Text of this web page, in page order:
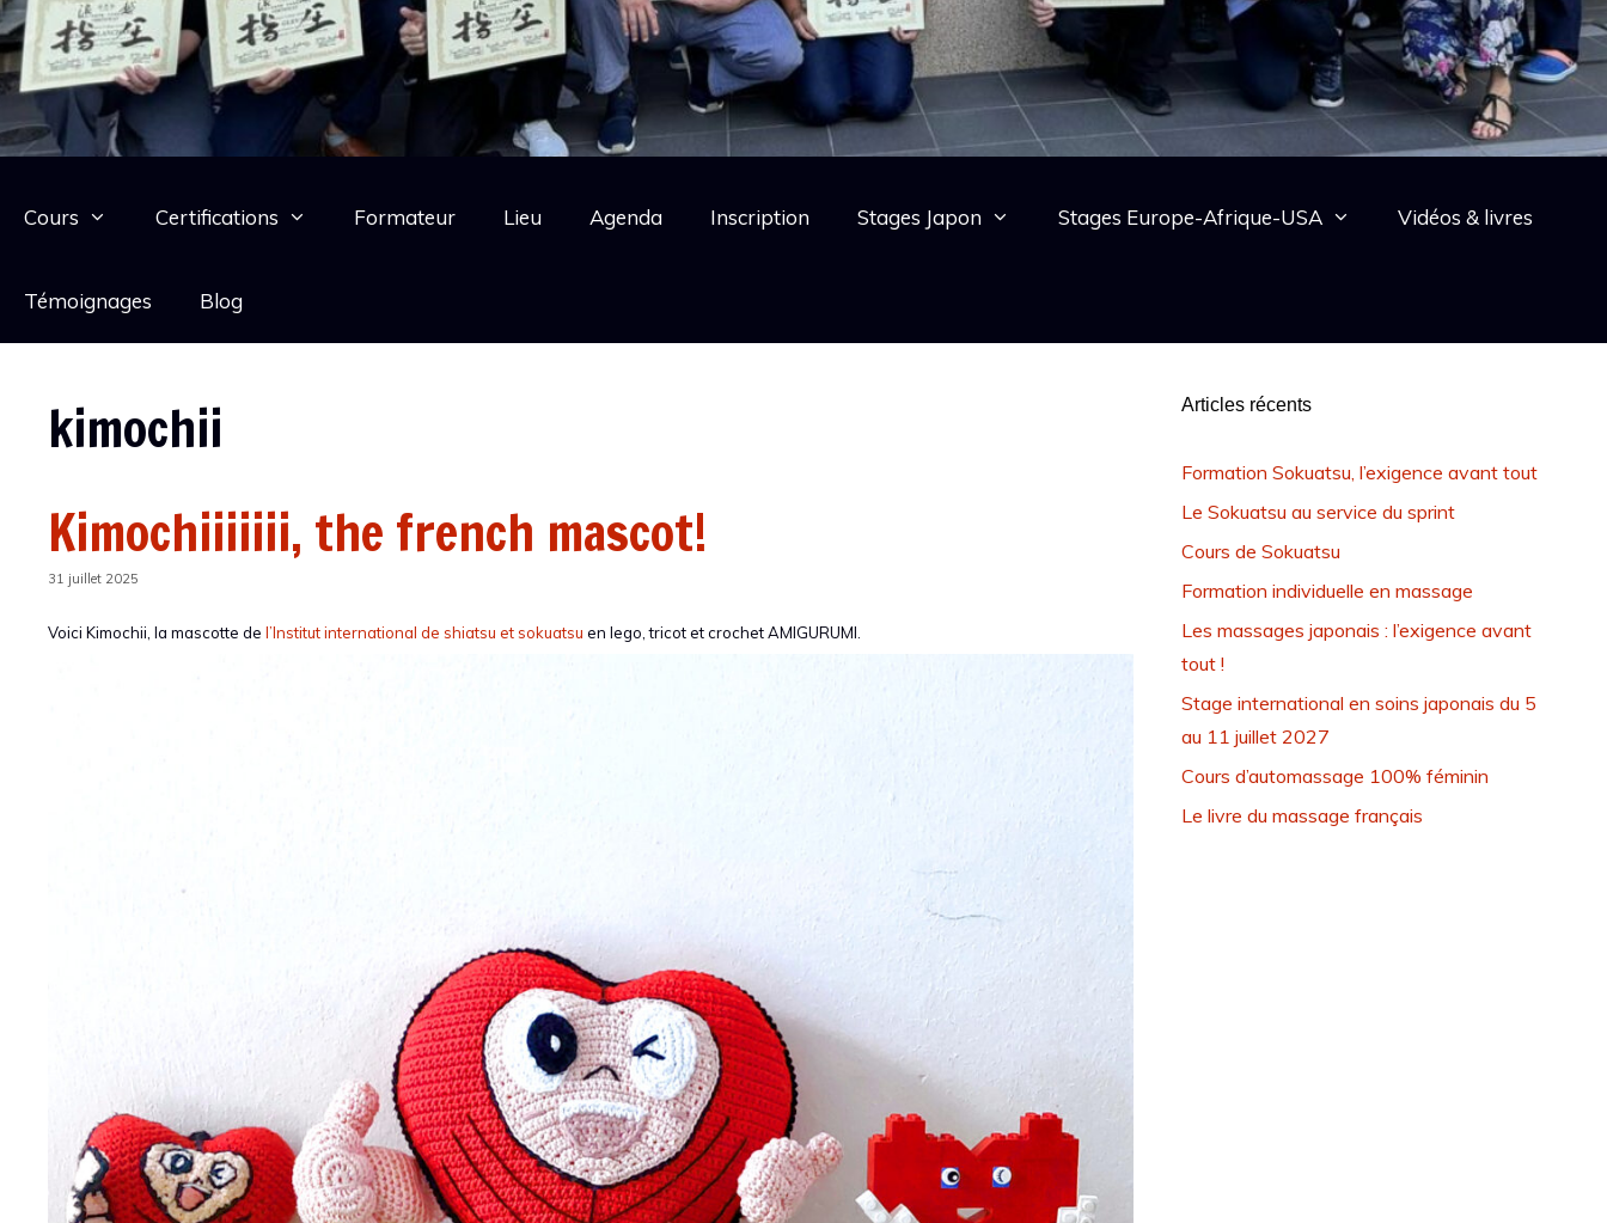
Cours Certifications Formateur Lieu Agenda Inscription Stages Japon Stages Europe-Afrique-USA Vidéos & livres
Témoignages Blog
kimochii
Kimochiiiiiii, the french mascot!
31 juillet 2025
Voici Kimochii, la mascotte de l’Institut international de shiatsu et sokuatsu en lego, tricot et crochet AMIGURUMI.
Articles récents
Formation Sokuatsu, l’exigence avant tout
Le Sokuatsu au service du sprint
Cours de Sokuatsu
Formation individuelle en massage
Les massages japonais : l’exigence avant
tout !
Stage international en soins japonais du 5
au 11 juillet 2027
Cours d’automassage 100% féminin
Le livre du massage français